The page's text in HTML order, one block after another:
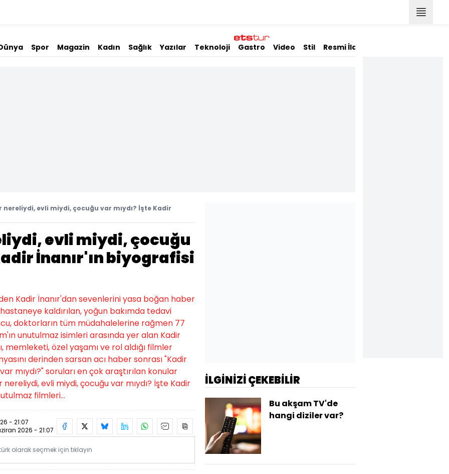
Spor Magazin Kadın Sağlık Yazılar Teknoloji Gastro Video Stil Resmi İlanlar
nereliydi, evli miydi, çocuğu var mıydı? İşte Kadir
evli miydi, çocuğu
İnanır'ın biyografisi
Kadir İnanır'dan sevenlerini yasa boğan haber
kaldırılan, yoğun bakımda tedavi
doktorların tüm müdahalelerine rağmen 77
unutulmaz isimleri arasında yer alan Kadir
memleketi, özel yaşamı ve rol aldığı filmler
derinden sarsan acı haber sonrası "Kadir
mıydı?" soruları en çok araştırılan konular
nereliydi, evli miydi, çocuğu var mıydı? İşte Kadir
filmleri...
- 21:07
2026 - 21:07
olarak seçmek için tıklayın
İLGİNİZİ ÇEKEBİLİR
Bu akşam TV'de
hangi diziler var?